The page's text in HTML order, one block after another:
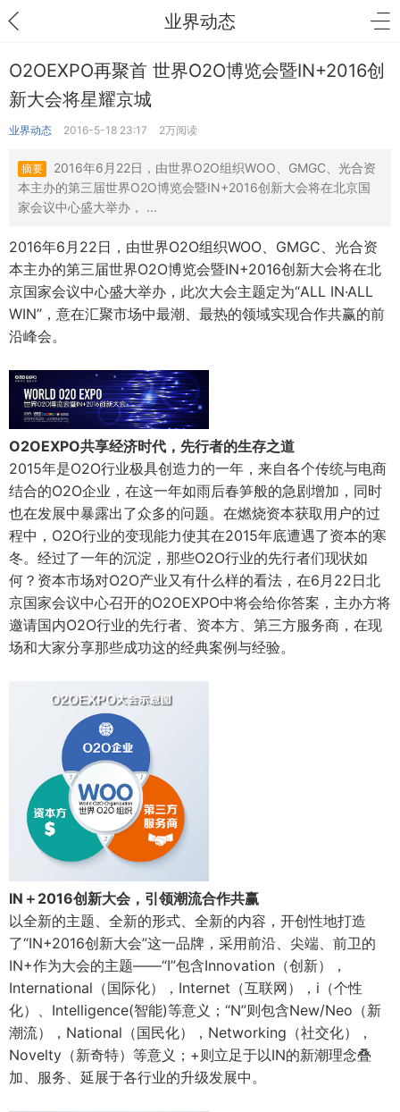
业界动态
O2OEXPO再聚首 世界O2O博览会暨IN+2016创
新大会将星耀京城
业界动态 2016-5-18 23:17 2万阅读
摘要
2016年6月22日，由世界O2O组织WOO、GMGC、光合资
本主办的第三届世界O2O博览会暨IN+2016创新大会将在北京国
家会议中心盛大举办， ...
2016年6月22日，由世界O2O组织WOO、GMGC、光合资
本主办的第三届世界O2O博览会暨IN+2016创新大会将在北
京国家会议中心盛大举办，此次大会主题定为“ALL IN·ALL
WIN”，意在汇聚市场中最潮、最热的领域实现合作共赢的前
沿峰会。
O2OEXPO共享经济时代，先行者的生存之道
2015年是O2O行业极具创造力的一年，来自各个传统与电商
结合的O2O企业，在这一年如雨后春笋般的急剧增加，同时
也在发展中暴露出了众多的问题。在燃烧资本获取用户的过
程中，O2O行业的变现能力使其在2015年底遭遇了资本的寒
冬。经过了一年的沉淀，那些O2O行业的先行者们现状如
何？资本市场对O2O产业又有什么样的看法，在6月22日北
京国家会议中心召开的O2OEXPO中将会给你答案，主办方将
邀请国内O2O行业的先行者、资本方、第三方服务商，在现
场和大家分享那些成功这的经典案例与经验。
IN＋2016创新大会，引领潮流合作共赢
以全新的主题、全新的形式、全新的内容，开创性地打造
了“IN+2016创新大会”这一品牌，采用前沿、尖端、前卫的
IN+作为大会的主题——“I”包含Innovation（创新），
International（国际化），Internet（互联网），i（个性
化）、Intelligence(智能)等意义；“N”则包含New/Neo（新
潮流），National（国民化），Networking（社交化），
Novelty（新奇特）等意义；+则立足于以IN的新潮理念叠
加、服务、延展于各行业的升级发展中。